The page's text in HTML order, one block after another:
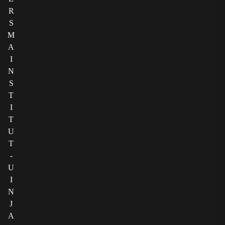
R
S
M
A
I
N
S
T
I
T
U
T
-
U
I
N
J
A